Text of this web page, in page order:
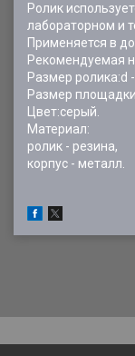
Ролик
лабораторном и
Применяется в
Рекомендуемая
Размер ролика:d
Размер
Цвет:серый.
Материал:
ролик - резина,
корпус - металл.